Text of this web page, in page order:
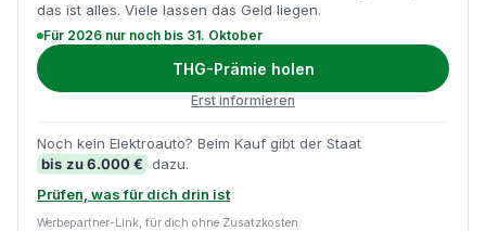
das ist alles. Viele lassen das Geld liegen.
Für 2026 nur noch bis 31. Oktober
THG-Prämie holen
Erst informieren
Noch kein Elektroauto? Beim Kauf gibt der Staat
bis zu 6.000 € dazu.
Prüfen, was für dich drin ist
Werbepartner-Link, für dich ohne Zusatzkosten.